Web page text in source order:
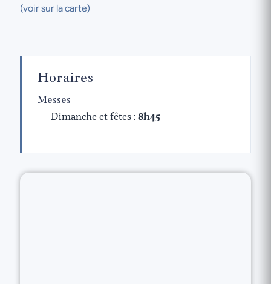
(voir sur la carte)
Horaires
Messes
Dimanche et fêtes :8h45